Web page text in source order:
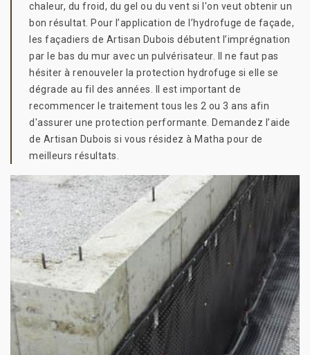
chaleur, du froid, du gel ou du vent si l'on veut obtenir un
bon résultat. Pour l’application de l’hydrofuge de façade,
les façadiers de Artisan Dubois débutent l’imprégnation
par le bas du mur avec un pulvérisateur. Il ne faut pas
hésiter à renouveler la protection hydrofuge si elle se
dégrade au fil des années. Il est important de
recommencer le traitement tous les 2 ou 3 ans afin
d'assurer une protection performante. Demandez l’aide
de Artisan Dubois si vous résidez à Matha pour de
meilleurs résultats.